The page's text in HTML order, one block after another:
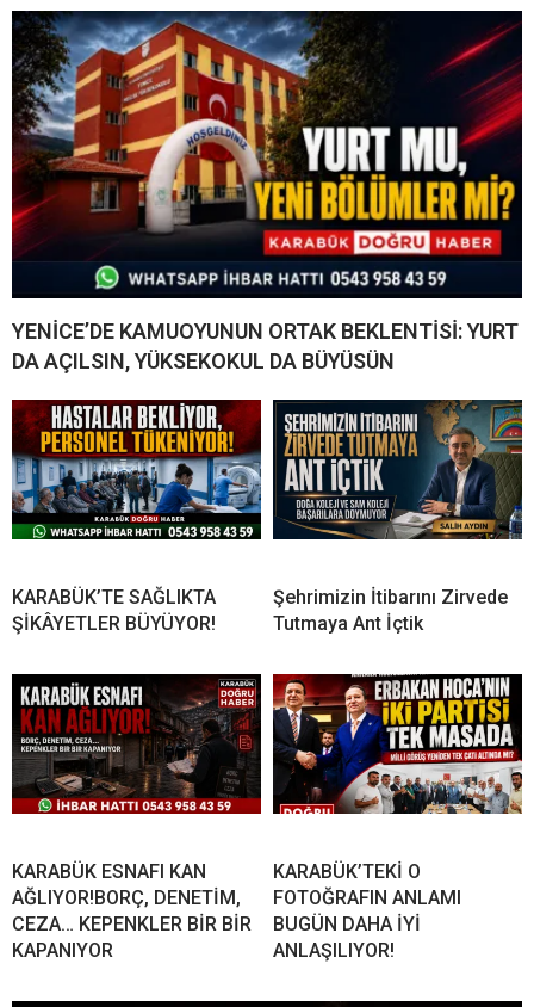
YENİCE’DE KAMUOYUNUN ORTAK BEKLENTİSİ: YURT
DA AÇILSIN, YÜKSEKOKUL DA BÜYÜSÜN
KARABÜK’TE SAĞLIKTA
ŞİKÂYETLER BÜYÜYOR!
Şehrimizin İtibarını Zirvede
Tutmaya Ant İçtik
KARABÜK ESNAFI KAN
AĞLIYOR!BORÇ, DENETİM,
CEZA… KEPENKLER BİR BİR
KAPANIYOR
KARABÜK’TEKİ O
FOTOĞRAFIN ANLAMI
BUGÜN DAHA İYİ
ANLAŞILIYOR!